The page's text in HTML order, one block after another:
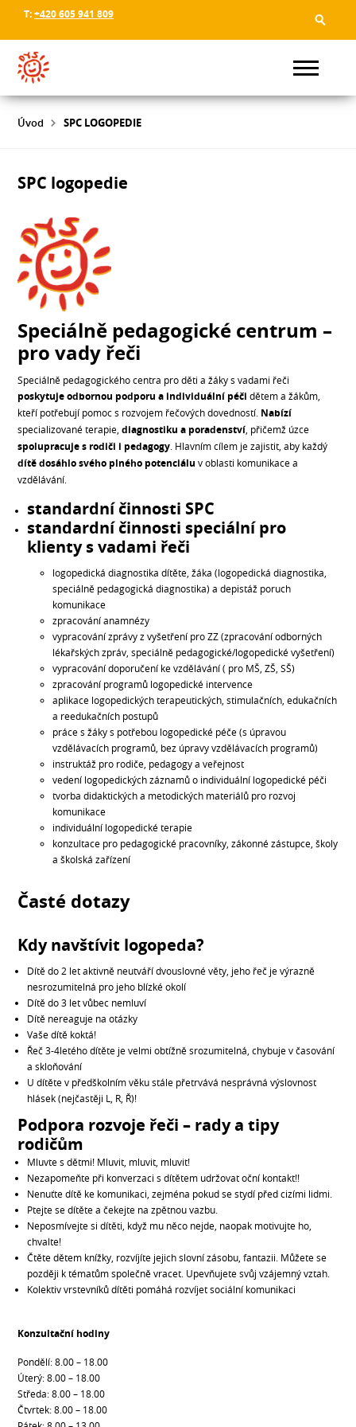
T:+420 605 941 809
Úvod SPC LOGOPEDIE
SPC logopedie
Speciálně pedagogické centrum –
pro vady řeči
Speciálně pedagogického centra pro děti a žáky s vadami řeči
poskytuje odbornou podporu a individuální péči dětem a žákům,
kteří potřebují pomoc s rozvojem řečových dovedností. Nabízí
specializované terapie,diagnostiku a poradenství , přičemž úzce
spolupracuje s rodiči i pedagogy . Hlavním cílem je zajistit, aby každý
dítě dosáhlo svého plného potenciálu v oblasti komunikace a
vzdělávání.
standardní činnosti SPC
standardní činnosti speciální pro
klienty s vadami řeči
logopedická diagnostika dítěte, žáka (logopedická diagnostika,
speciálně pedagogická diagnostika) a depistáž poruch
komunikace
zpracování anamnézy
vypracování zprávy z vyšetření pro ZZ (zpracování odborných
lékařských zpráv, speciálně pedagogické/logopedické vyšetření)
vypracování doporučení ke vzdělávání ( pro MŠ, ZŠ, SŠ)
zpracování programů logopedické intervence
aplikace logopedických terapeutických, stimulačních, edukačních
a reedukačních postupů
práce s žáky s potřebou logopedické péče (s úpravou
vzdělávacích programů, bez úpravy vzdělávacích programů)
instruktáž pro rodiče, pedagogy a veřejnost
vedení logopedických záznamů o individuální logopedické péči
tvorba didaktických a metodických materiálů pro rozvoj
komunikace
individuální logopedické terapie
konzultace pro pedagogické pracovníky, zákonné zástupce, školy
a školská zařízení
Časté dotazy
Kdy navštívit logopeda?
Dítě do 2 let aktivně neutváří dvouslovné věty, jeho řeč je výrazně
nesrozumitelná pro jeho blízké okolí
Dítě do 3 let vůbec nemluví
Dítě nereaguje na otázky
Vaše dítě koktá!
Řeč 3-4letého dítěte je velmi obtížně srozumitelná, chybuje v časování
a skloňování
U dítěte v předškolním věku stále přetrvává nesprávná výslovnost
hlásek (nejčastěji L, R, Ř)!
Podpora rozvoje řeči – rady a tipy
rodičům
Mluvte s dětmi! Mluvit, mluvit, mluvit!
Nezapomeňte při konverzaci s dítětem udržovat oční kontakt!!
Nenuťte dítě ke komunikaci, zejména pokud se stydí před cizími lidmi.
Ptejte se dítěte a čekejte na zpětnou vazbu.
Neposmívejte si dítěti, když mu něco nejde, naopak motivujte ho,
chvalte!
Čtěte dětem knížky, rozvíjíte jejich slovní zásobu, fantazii. Můžete se
později k tématům společně vracet. Upevňujete svůj vzájemný vztah.
Kolektiv vrstevníků dítěti pomáhá rozvíjet sociální komunikaci
Konzultační hodiny
Pondělí: 8.00 – 18.00
Úterý: 8.00 – 18.00
Středa: 8.00 – 18.00
Čtvrtek: 8.00 – 18.00